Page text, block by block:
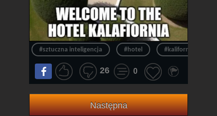
#sztuczna inteligencja #hotel #kalifornia
26 0
Następna